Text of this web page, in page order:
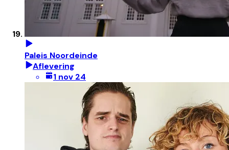
Paleis Noordeinde
Aflevering
1 nov 24